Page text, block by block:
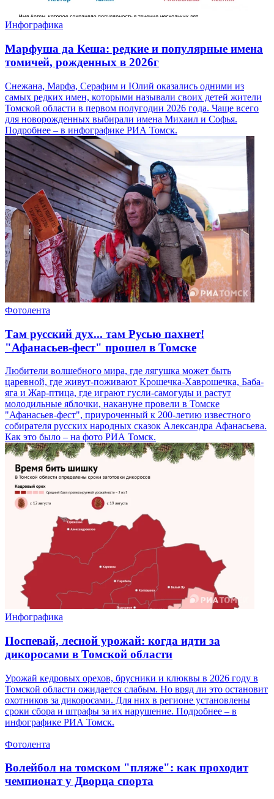
Инфографика
Марфуша да Кеша: редкие и популярные имена
томичей, рожденных в 2026г
Снежана, Марфа, Серафим и Юлий оказались одними из
самых редких имен, которыми называли своих детей жители
Томской области в первом полугодии 2026 года. Чаще всего
для новорожденных выбирали имена Михаил и Софья.
Подробнее – в инфографике РИА Томск.
Фотолента
Там русский дух... там Русью пахнет!
"Афанасьев-фест" прошел в Томске
Любители волшебного мира, где лягушка может быть
царевной, где живут-поживают Крошечка-Хаврошечка, Баба-
яга и Жар-птица, где играют гусли-самогуды и растут
молодильные яблочки, накануне провели в Томске
"Афанасьев-фест", приуроченный к 200-летию известного
собирателя русских народных сказок Александра Афанасьева.
Как это было – на фото РИА Томск.
Инфографика
Поспевай, лесной урожай: когда идти за
дикоросами в Томской области
Урожай кедровых орехов, брусники и клюквы в 2026 году в
Томской области ожидается слабым. Но вряд ли это остановит
охотников за дикоросами. Для них в регионе установлены
сроки сбора и штрафы за их нарушение. Подробнее – в
инфографике РИА Томск.